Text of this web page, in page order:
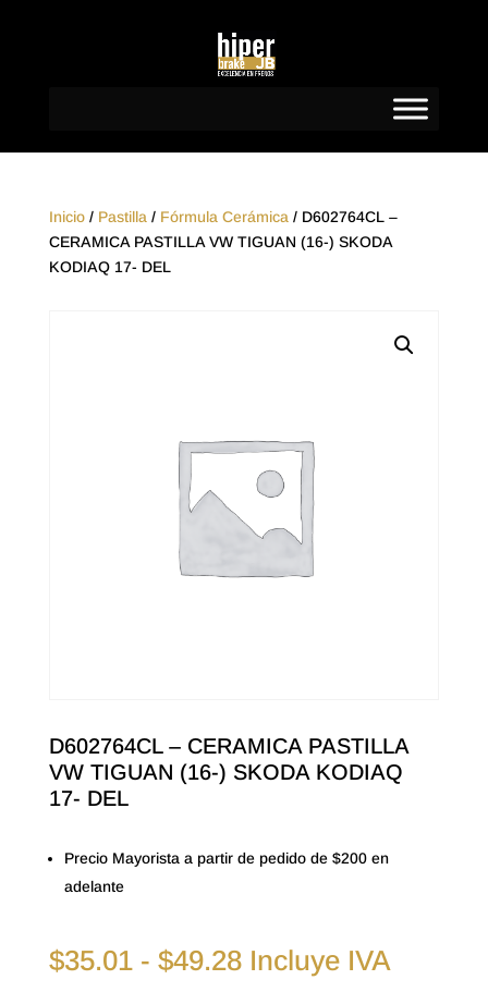
Inicio/ Pastilla / Fórmula Cerámica / D602764CL –
CERAMICA PASTILLA VW TIGUAN (16-) SKODA
KODIAQ 17- DEL
D602764CL – CERAMICA PASTILLA
VW TIGUAN (16-) SKODA KODIAQ
17- DEL
Precio Mayorista a partir de pedido de $200 en
adelante
$35.01 - $49.28Rango
Incluye IVA